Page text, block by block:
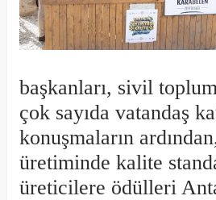
başkanları, sivil
çok sayıda vatandaş
konuşmaların
üretiminde kalite
üreticilere ödülleri